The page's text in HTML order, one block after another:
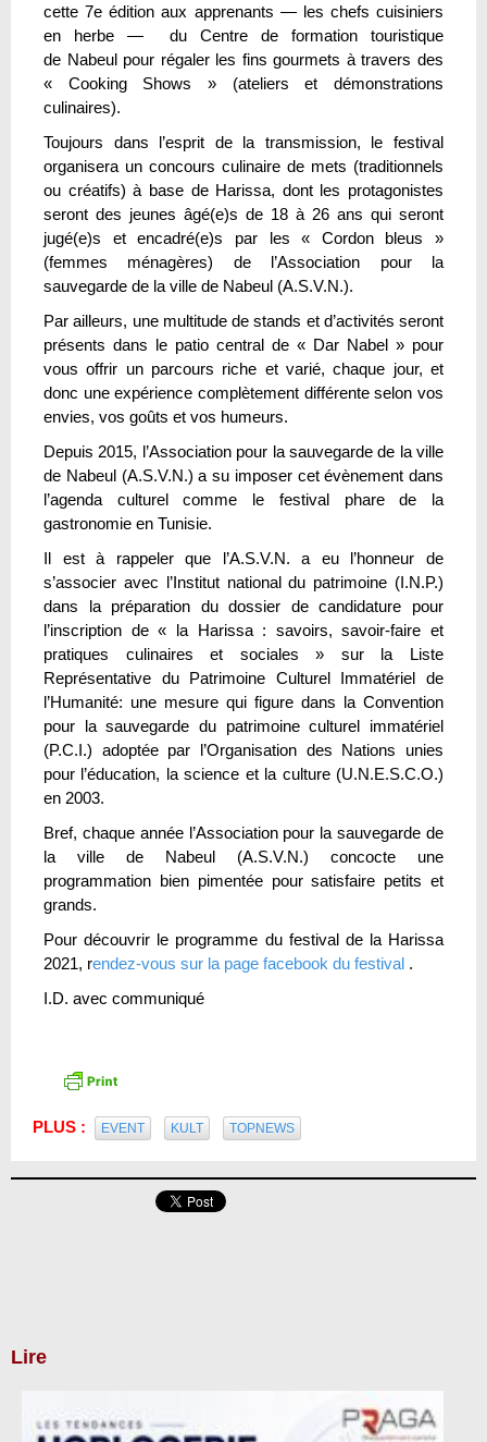
cette 7e édition aux apprenants — les chefs cuisiniers
en herbe — du Centre de formation touristique
de Nabeul pour régaler les fins gourmets à travers des
« Cooking Shows » (ateliers et démonstrations
culinaires).
Toujours dans l’esprit de la transmission, le festival
organisera un concours culinaire de mets (traditionnels
ou créatifs) à base de Harissa, dont les protagonistes
seront des jeunes âgé(e)s de 18 à 26 ans qui seront
jugé(e)s et encadré(e)s par les « Cordon bleus »
(femmes ménagères) de l’Association pour la
sauvegarde de la ville de Nabeul (A.S.V.N.).
Par ailleurs, une multitude de stands et d’activités seront
présents dans le patio central de « Dar Nabel » pour
vous offrir un parcours riche et varié, chaque jour, et
donc une expérience complètement différente selon vos
envies, vos goûts et vos humeurs.
Depuis 2015, l’Association pour la sauvegarde de la ville
de Nabeul (A.S.V.N.) a su imposer cet évènement dans
l’agenda culturel comme le festival phare de la
gastronomie en Tunisie.
Il est à rappeler que l’A.S.V.N. a eu l’honneur de
s’associer avec l’Institut national du patrimoine (I.N.P.)
dans la préparation du dossier de candidature pour
l’inscription de « la Harissa : savoirs, savoir-faire et
pratiques culinaires et sociales » sur la Liste
Représentative du Patrimoine Culturel Immatériel de
l’Humanité: une mesure qui figure dans la Convention
pour la sauvegarde du patrimoine culturel immatériel
(P.C.I.) adoptée par l’Organisation des Nations unies
pour l’éducation, la science et la culture (U.N.E.S.C.O.)
en 2003.
Bref, chaque année l’Association pour la sauvegarde de
la ville de Nabeul (A.S.V.N.) concocte une
programmation bien pimentée pour satisfaire petits et
grands.
Pour découvrir le programme du festival de la Harissa
2021, rendez-vous sur la page facebook du festival .
I.D. avec communiqué
PLUS : EVENT KULT TOPNEWS
Lire